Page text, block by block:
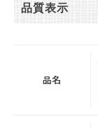
品質表示
品名